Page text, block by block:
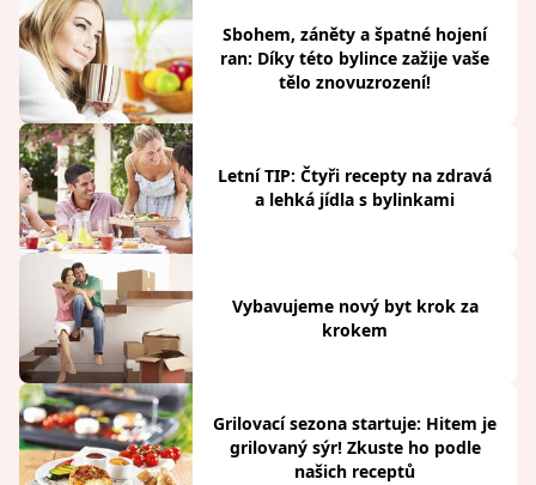
Sbohem, záněty a špatné hojení
ran: Díky této bylince zažije vaše
tělo znovuzrození!
Letní TIP: Čtyři recepty na zdravá
a lehká jídla s bylinkami
Vybavujeme nový byt krok za
krokem
Grilovací sezona startuje: Hitem je
grilovaný sýr! Zkuste ho podle
našich receptů